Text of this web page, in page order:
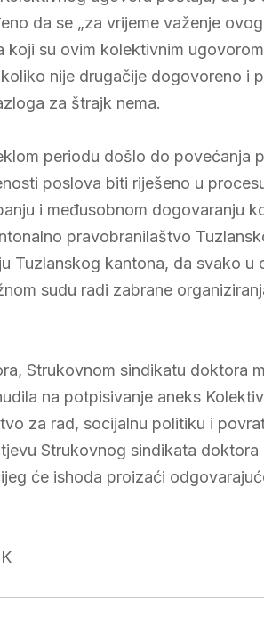
da se „za vrijeme važenje
su ovim kolektivnim
nije drugačije dogovoreno i
za štrajk nema.
periodu došlo do povećanja
poslova biti riješeno u
i međusobnom dogovaranju
pravobranilaštvo
Tuzlanskog kantona, da svako u
sudu radi zabrane
Strukovnom sindikatu doktora
na potpisivanje aneks
za rad, socijalnu politiku i
Strukovnog sindikata
će ishoda proizaći
TK